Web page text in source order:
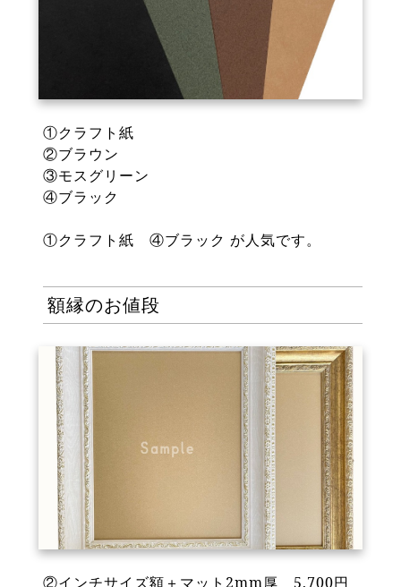
①クラフト紙
②ブラウン
③モスグリーン
④ブラック
①クラフト紙 ④ブラック が人気です。
額縁のお値段
②インチサイズ額＋マット2mm厚 5,700円